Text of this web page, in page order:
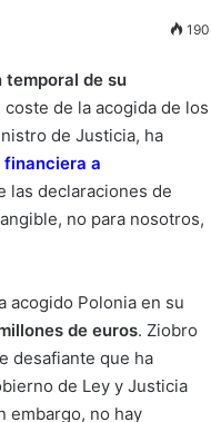
190
temporal de su
de la acogida de los
de Justicia, ha
financiera a
las declaraciones de
no para nosotros,
acogido Polonia en su
de euros. Ziobro
desafiante que ha
de Ley y Justicia
embargo, no hay